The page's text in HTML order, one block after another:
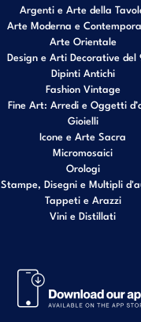
Argenti e Arte della
Arte Moderna e
Arte Orientale
Design e Arti Decorative del
Dipinti Antichi
Fashion Vintage
Fine Art: Arredi e Oggetti
Gioielli
Icone e Arte Sacra
Micromosaici
Orologi
Stampe, Disegni e Multipli
Tappeti e Arazzi
Vini e Distillati